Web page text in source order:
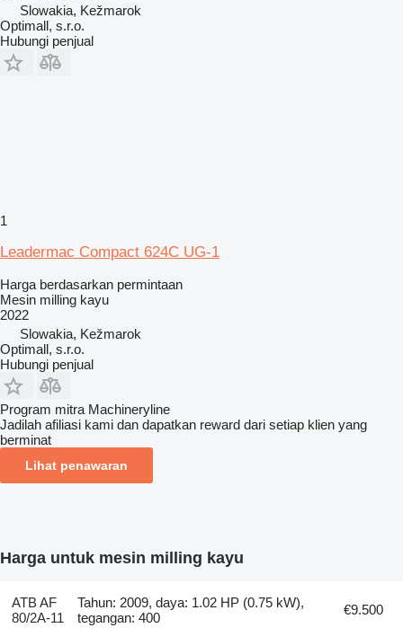
Slowakia, Kežmarok
Optimall, s.r.o.
Hubungi penjual
1
Leadermac Compact 624C UG-1
Harga berdasarkan permintaan
Mesin milling kayu
2022
Slowakia, Kežmarok
Optimall, s.r.o.
Hubungi penjual
Program mitra Machineryline
Jadilah afiliasi kami dan dapatkan reward dari setiap klien yang
berminat
Lihat penawaran
Harga untuk mesin milling kayu
ATB AF
80/2A-11
Tahun: 2009, daya: 1.02 HP (0.75 kW),
tegangan: 400
€9.500